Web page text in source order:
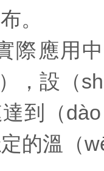
。
應用中
，設（
到（
的溫（